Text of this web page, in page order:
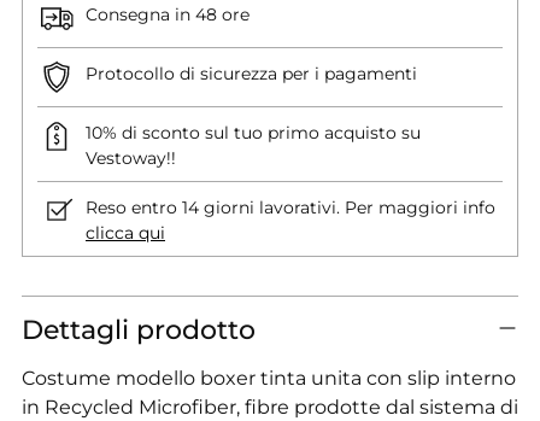
Consegna in 48 ore
Protocollo di sicurezza per i pagamenti
10% di sconto sul tuo primo acquisto su
Vestoway!!
Reso entro 14 giorni lavorativi. Per maggiori info
clicca qui
Dettagli prodotto
Costume modello boxer tinta unita con slip interno
in Recycled Microfiber, fibre prodotte dal sistema di